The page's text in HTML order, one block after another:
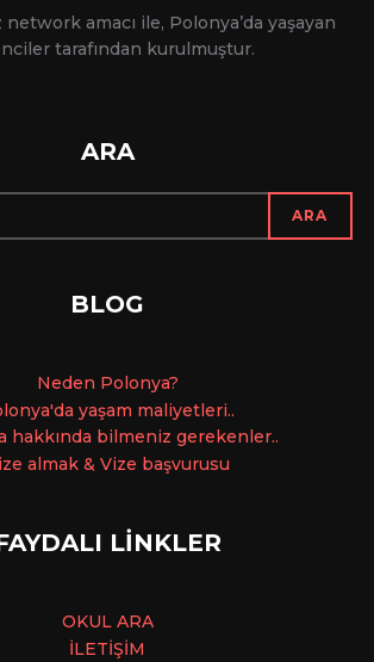
amacı ile, Polonya’da yaşayan
tarafından kurulmuştur.
ARA
ARA
BLOG
Neden Polonya?
yaşam maliyetleri..
hakkında bilmeniz gerekenler..
almak & Vize başvurusu
LİNKLER
OKUL ARA
İLETİŞİM